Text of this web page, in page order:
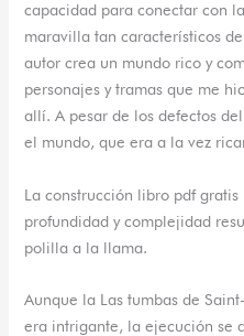
capacidad para conectar con
maravilla tan característicos
autor crea un mundo rico y
personajes y tramas que me
allí. A pesar de los defectos
el mundo, que era a la vez
La construcción libro pdf
profundidad y complejidad
polilla a la llama.
Aunque la Las tumbas de
era intrigante, la ejecución se